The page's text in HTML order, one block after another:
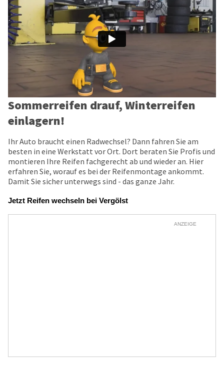
Sommerreifen drauf, Winterreifen
einlagern!
Ihr Auto braucht einen Radwechsel? Dann fahren Sie am
besten in eine Werkstatt vor Ort. Dort beraten Sie Profis und
montieren Ihre Reifen fachgerecht ab und wieder an. Hier
erfahren Sie, worauf es bei der Reifenmontage ankommt.
Damit Sie sicher unterwegs sind - das ganze Jahr.
Jetzt Reifen wechseln bei Vergölst
ANZEIGE